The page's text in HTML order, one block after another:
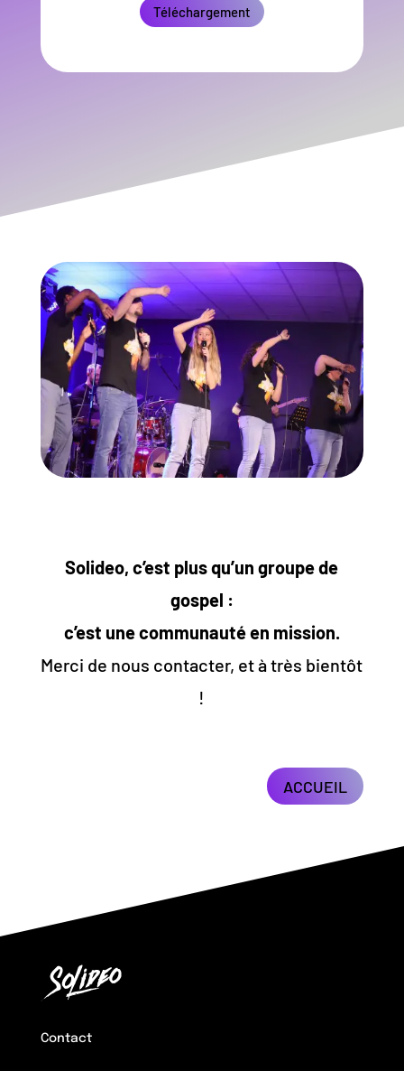
Téléchargement
Solideo, c’est plus qu’un groupe de
gospel :
c’est une communauté en mission.
Merci de nous contacter, et à très bientôt
!
ACCUEIL
Contact